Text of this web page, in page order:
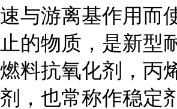
速与游离基作用而
止的物质，是新型
燃料抗氧化剂，丙
剂，也常称作稳定